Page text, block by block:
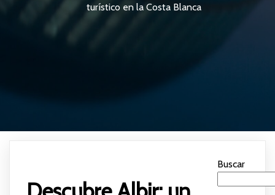
turístico en la Costa Blanca
Buscar